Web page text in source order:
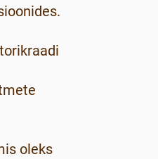
oleks